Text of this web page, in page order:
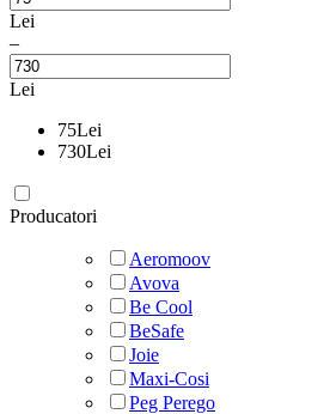
Lei
–
Lei
75Lei
730Lei
Producatori
Aeromoov
Avova
Be Cool
BeSafe
Joie
Maxi-Cosi
Peg Perego